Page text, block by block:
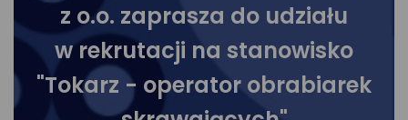
z o.o. zaprasza do udziału
w rekrutacji na stanowisko
"Tokarz - operator obrabiarek